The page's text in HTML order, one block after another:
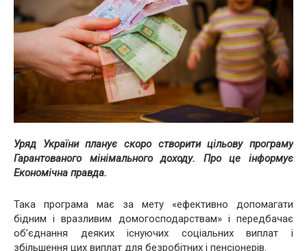
Уряд України планує скоро створити цільову програму
Гарантованого мінімального доходу. Про це інформує
Економічна правда.
Така програма має за мету «ефективно допомагати
бідним і вразливим домогосподарствам» і передбачає
об’єднання деяких існуючих соціальних виплат і
збільшення цих виплат для безробітних і пенсіонерів.